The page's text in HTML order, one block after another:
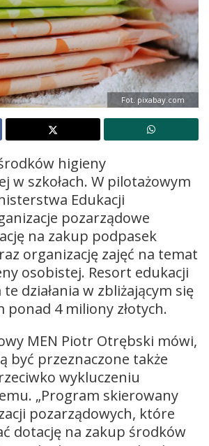
Fot. pixabay.com
higieny
w szkołach. W pilotażowym
Edukacji
pozarządowe
na zakup podpasek
organizację zajęć na temat
osobistej. Resort edukacji
działania w zbliżającym się
ponad 4 miliony złotych.
MEN Piotr Otrębski mówi,
być przeznaczone także
wykluczeniu
„Program skierowany
pozarządowych, które
dotację na zakup środków